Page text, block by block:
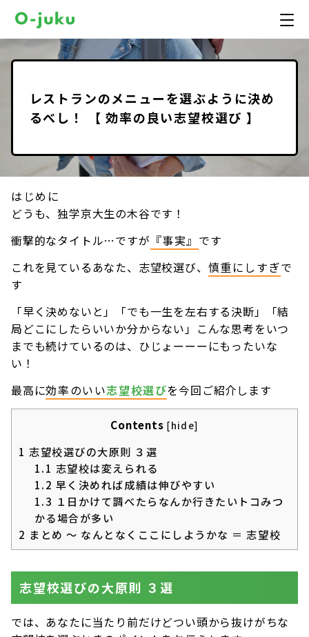
レストランのメニューを選ぶように決め
るべし！ 【 効率の良い志望校選び 】
はじめに
どうも、独学京大生の木谷です！
衝撃的なタイトル…ですが 『事実』 です
これを見ているあなた、志望校選び、 慎重にしすぎで
す
「早く決めないと」「でも一生を左右する決断」「結
局どこにしたらいいか分からない」こんな思考をいつ
までも続けているのは、ひじょーーーにもったいな
い！
最高に効率のいい志望校選びを今回ご紹介します
Contents [hide]
1 志望校選びの大原則 ３選
1.1 志望校は変えられる
1.2 早く決めれば成績は伸びやすい
1.3 １日かけて調べたらなんか行きたいトコみつ
かる場合が多い
2 まとめ 〜 なんとなくここにしようかな ＝ 志望校
志望校選びの大原則 ３選
では、あなたに当たり前だけどつい頭から抜けがちな